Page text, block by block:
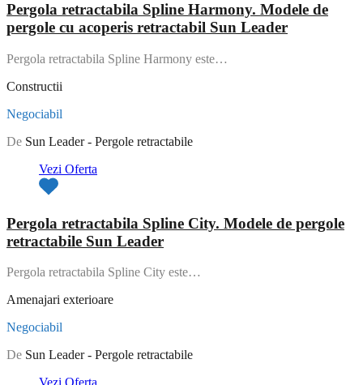
Pergola retractabila Spline Harmony. Modele de
pergole cu acoperis retractabil Sun Leader
Pergola retractabila Spline Harmony este…
Constructii
Negociabil
De Sun Leader - Pergole retractabile
Vezi Oferta
Pergola retractabila Spline City. Modele de pergole
retractabile Sun Leader
Pergola retractabila Spline City este…
Amenajari exterioare
Negociabil
De Sun Leader - Pergole retractabile